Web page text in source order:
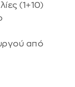
(1+10)
από